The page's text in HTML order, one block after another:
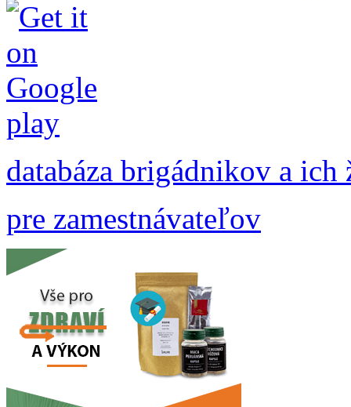
databáza brigádnikov a
pre zamestnávateľov